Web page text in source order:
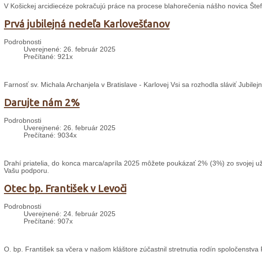
V Košickej arcidiecéze pokračujú práce na procese blahorečenia nášho novica
Prvá jubilejná nedeľa Karlovešťanov
Podrobnosti
Uverejnené: 26. február 2025
Prečítané: 921x
Farnosť sv. Michala Archanjela v Bratislave - Karlovej Vsi sa rozhodla sláviť
Darujte nám 2%
Podrobnosti
Uverejnené: 26. február 2025
Prečítané: 9034x
Drahí priatelia, do konca marca/apríla 2025 môžete poukázať 2% (3%) zo svojej
Vašu podporu.
Otec bp. František v Levoči
Podrobnosti
Uverejnené: 24. február 2025
Prečítané: 907x
O. bp. František sa včera v našom kláštore zúčastnil stretnutia rodín spoločenstva